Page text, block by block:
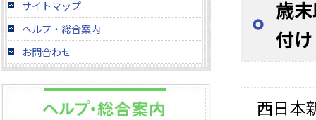
歳
付け
西日本
サイトマップ
ヘルプ・総合案内
お問合わせ